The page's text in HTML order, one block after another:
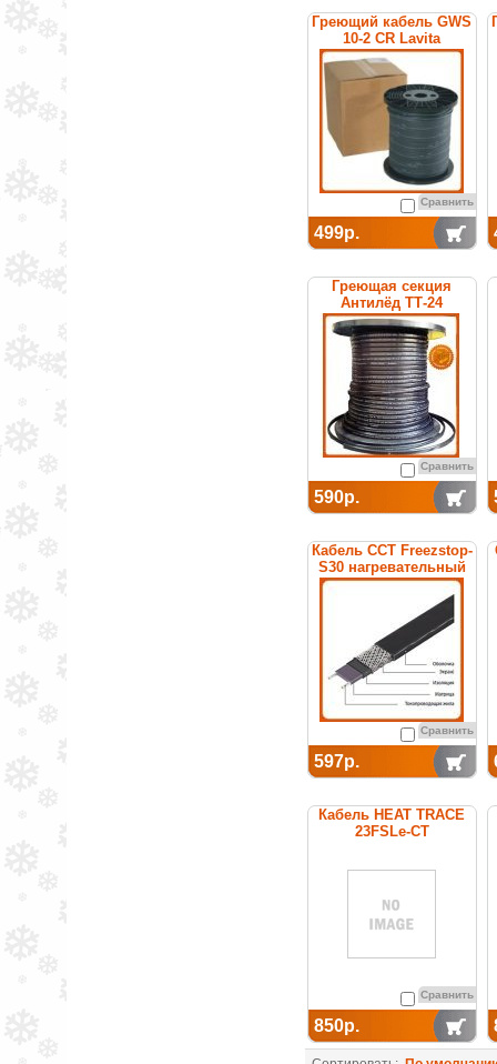
Греющий кабель GWS
10-2 CR Lavita
Сравнить
499р.
Греющая секция
Антилёд ТТ-24
саморегулируемая
Сравнить
590р.
Кабель ССТ Freezstop-
S30 нагревательный
саморегулирующийся
Сравнить
597р.
Кабель HEAT TRACE
23FSLe-CT
Сравнить
850р.